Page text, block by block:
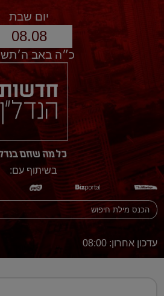
יום שבת
08.08
כ״ה באב
בשיתוף עם:
עדכון אחרון: 08:00